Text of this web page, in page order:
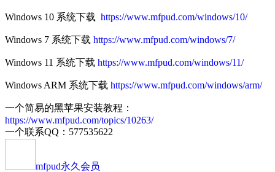
Windows 10 系统下载 https://www.mfpud.com/windows/10/
Windows 7 系统下载 https://www.mfpud.com/windows/7/
Windows 11 系统下载 https://www.mfpud.com/windows/11/
Windows ARM 系统下载 https://www.mfpud.com/windows/arm/
一个简易的黑苹果安装教程：
https://www.mfpud.com/topics/10263/
一个联系QQ：577535622
mfpud永久会员